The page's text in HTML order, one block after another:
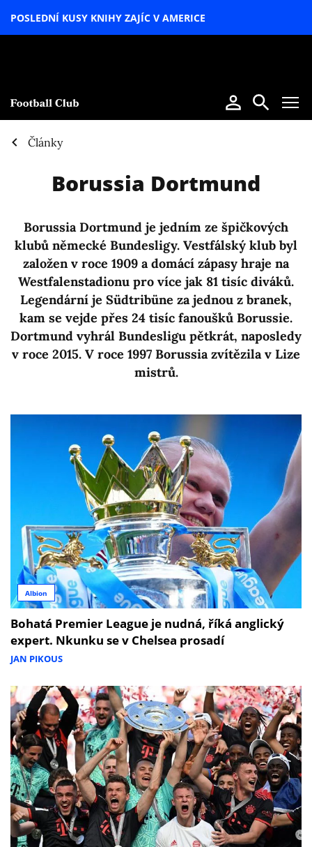
POSLEDNÍ KUSY KNIHY ZAJÍC V AMERICE
Články
Borussia Dortmund
Borussia Dortmund je jedním ze špičkových
klubů německé Bundesligy. Vestfálský klub byl
založen v roce 1909 a domácí zápasy hraje na
Westfalenstadionu pro více jak 81 tisíc diváků.
Legendární je Südtribüne za jednou z branek,
kam se vejde přes 24 tisíc fanoušků Borussie.
Dortmund vyhrál Bundesligu pětkrát, naposledy
v roce 2015. V roce 1997 Borussia zvítězila v Lize
mistrů.
Albion
Bohatá Premier League je nudná, říká anglický
expert. Nkunku se v Chelsea prosadí
JAN PIKOUS